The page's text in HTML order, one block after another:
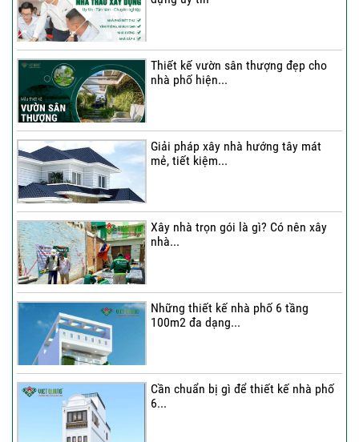
Thiết kế vườn sân thượng đẹp cho
nhà phố hiện...
Giải pháp xây nhà hướng tây mát
mẻ, tiết kiệm...
Xây nhà trọn gói là gì? Có nên xây
nhà...
Những thiết kế nhà phố 6 tầng
100m2 đa dạng...
Cần chuẩn bị gì để thiết kế nhà phố
6...